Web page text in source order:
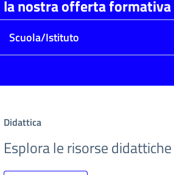
la nostra offerta formativa
Scuola/Istituto
Didattica
Esplora le risorse